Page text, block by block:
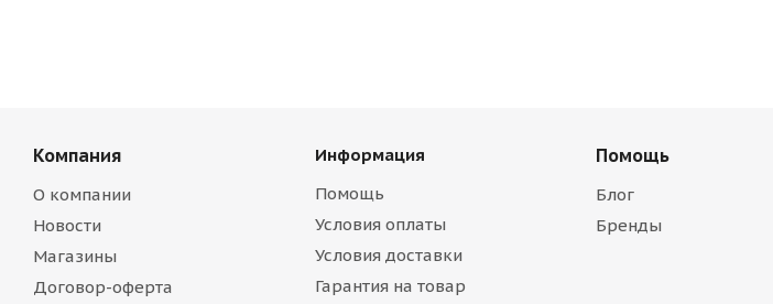
Компания
О компании
Новости
Магазины
Договор-оферта
Информация
Помощь
Условия оплаты
Условия доставки
Гарантия на товар
Помощь
Блог
Бренды